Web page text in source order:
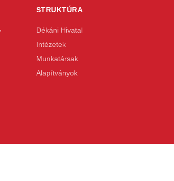
STRUKTÚRA
Dékáni Hivatal
Intézetek
Munkatársak
Alapítványok